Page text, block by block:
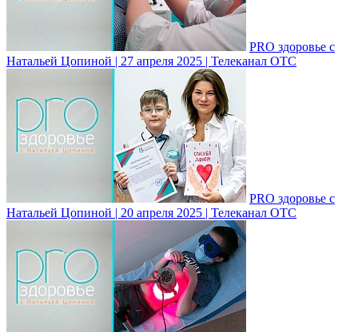
PRO здоровье с
Натальей Цопиной | 27 апреля 2025 | Телеканал ОТС
PRO здоровье с
Натальей Цопиной | 20 апреля 2025 | Телеканал ОТС